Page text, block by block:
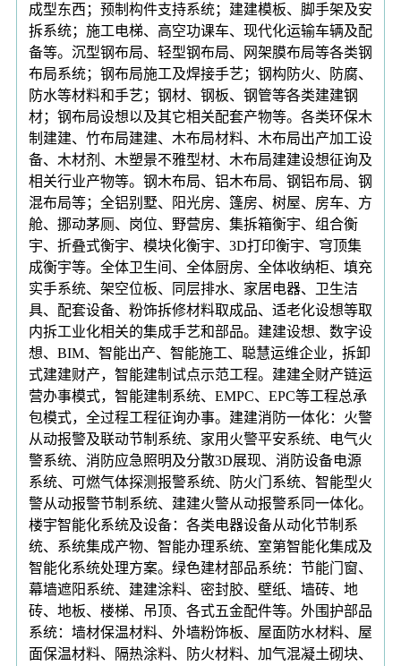
成型东西；预制构件支持系统；建建模板、脚手架及安
拆系统；施工电梯、高空功课车、现代化运输车辆及配
备等。沉型钢布局、轻型钢布局、网架膜布局等各类钢
布局系统；钢布局施工及焊接手艺；钢构防火、防腐、
防水等材料和手艺；钢材、钢板、钢管等各类建建钢
材；钢布局设想以及其它相关配套产物等。各类环保木
制建建、竹布局建建、木布局材料、木布局出产加工设
备、木材剂、木塑景不雅型材、木布局建建设想征询及
相关行业产物等。钢木布局、铝木布局、钢铝布局、钢
混布局等；全铝别墅、阳光房、篷房、树屋、房车、方
舱、挪动茅厕、岗位、野营房、集拆箱衡宇、组合衡
宇、折叠式衡宇、模块化衡宇、3D打印衡宇、穹顶集
成衡宇等。全体卫生间、全体厨房、全体收纳柜、填充
实手系统、架空位板、同层排水、家居电器、卫生洁
具、配套设备、粉饰拆修材料取成品、适老化设想等取
内拆工业化相关的集成手艺和部品。建建设想、数字设
想、BIM、智能出产、智能施工、聪慧运维企业，拆卸
式建建财产，智能建制试点示范工程。建建全财产链运
营办事模式，智能建制系统、EMPC、EPC等工程总承
包模式，全过程工程征询办事。建建消防一体化：火警
从动报警及联动节制系统、家用火警平安系统、电气火
警系统、消防应急照明及分散3D展现、消防设备电源
系统、可燃气体探测报警系统、防火门系统、智能型火
警从动报警节制系统、建建火警从动报警系同一体化。
楼宇智能化系统及设备：各类电器设备从动化节制系
统、系统集成产物、智能办理系统、室第智能化集成及
智能化系统处理方案。绿色建材部品系统：节能门窗、
幕墙遮阳系统、建建涂料、密封胶、壁纸、墙砖、地
砖、地板、楼梯、吊顶、各式五金配件等。外围护部品
系统：墙材保温材料、外墙粉饰板、屋面防水材料、屋
面保温材料、隔热涂料、防火材料、加气混凝土砌块、